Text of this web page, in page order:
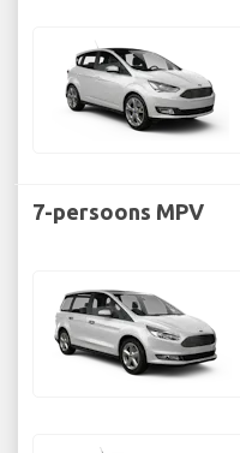
7-persoons MPV